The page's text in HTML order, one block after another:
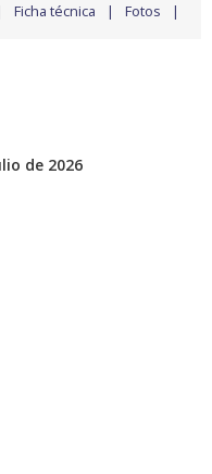
Ficha técnica Fotos
de 2026